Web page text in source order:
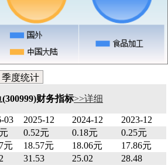
季度统计
财务指标>>详细
03 2025-12 2024-12
2023-12
0.52元 0.18元
0.25元
元 18.57元 18.06元
17.86元
31.53 25.02
28.48